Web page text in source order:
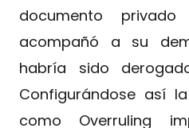
documento
acompañó a su
habría sido
Configurándose así
como Overruling